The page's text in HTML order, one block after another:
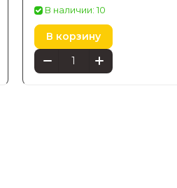
В наличии: 10
В корзину